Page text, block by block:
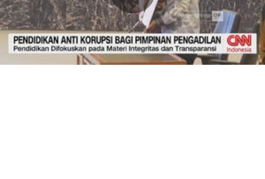
Memutarkan
Video